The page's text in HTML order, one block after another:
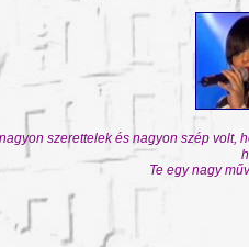
szerettelek és nagyon szép
Te egy nagy